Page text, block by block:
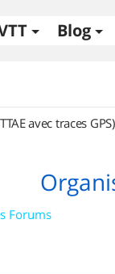
Blog
avec traces GPS)
Forums